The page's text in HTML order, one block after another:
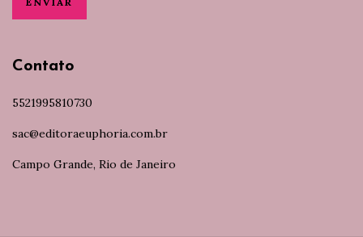
Contato
5521995810730
sac@editoraeuphoria.com.br
Campo Grande, Rio de Janeiro